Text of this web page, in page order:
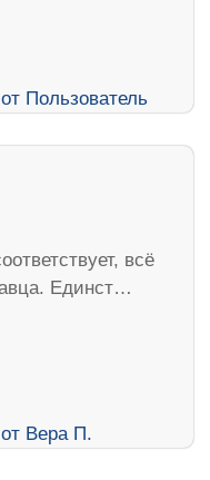
всё
Единст…